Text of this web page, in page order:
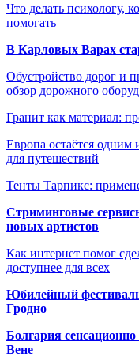
Что делать психологу,
помогать
В Карловых Варах
Обустройство дорог и
обзор дорожного
Гранит как материал:
Европа остаётся
для путешествий
Тенты Тарпикс:
Стриминговые
новых артистов
Как интернет помог
доступнее для всех
Юбилейный
Гродно
Болгария
Вене